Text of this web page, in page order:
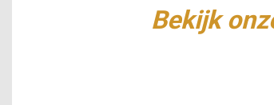
Bekijk